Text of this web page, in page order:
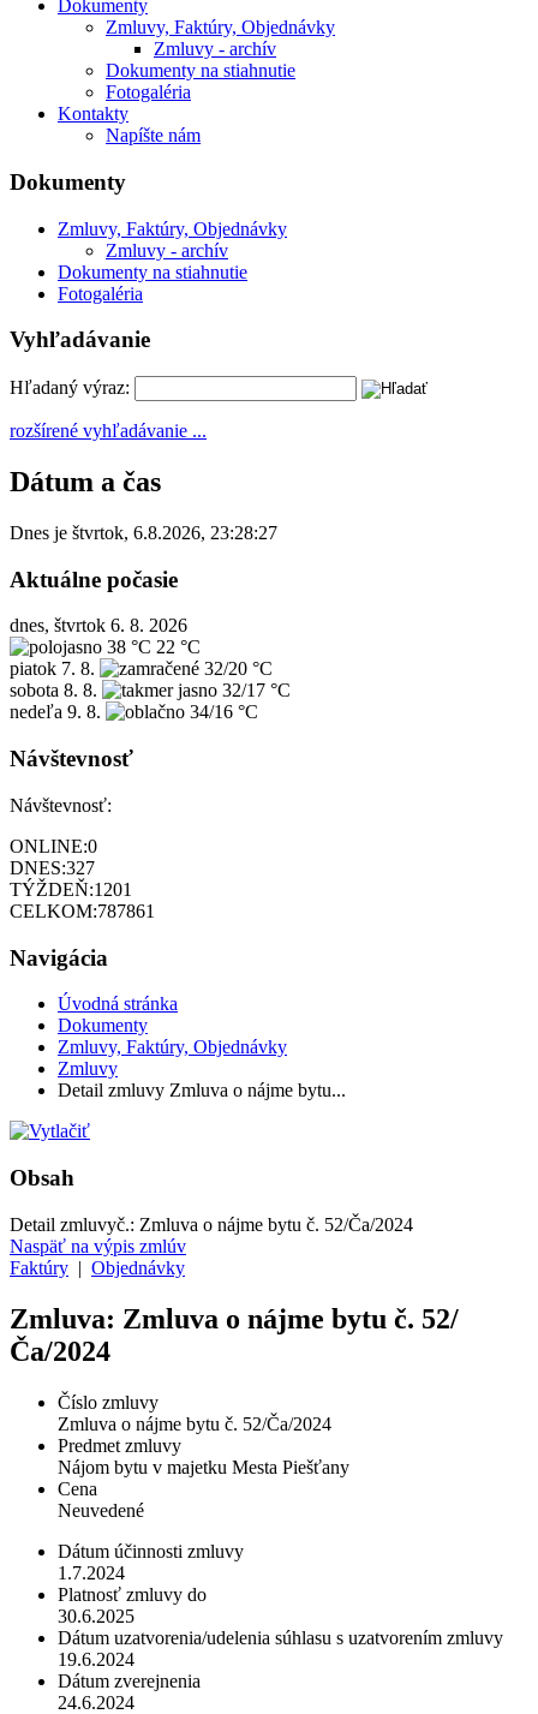
Dokumenty
Zmluvy, Faktúry, Objednávky
Zmluvy - archív
Dokumenty na stiahnutie
Fotogaléria
Kontakty
Napíšte nám
Dokumenty
Zmluvy, Faktúry, Objednávky
Zmluvy - archív
Dokumenty na stiahnutie
Fotogaléria
Vyhľadávanie
Hľadaný výraz:
rozšírené vyhľadávanie ...
Dátum a čas
Dnes je štvrtok, 6.8.2026, 23:28:27
Aktuálne počasie
dnes, štvrtok 6. 8. 2026
38 °C 22 °C
piatok 7. 8.
32/20 °C
sobota 8. 8.
32/17 °C
nedeľa 9. 8. 34/16 °C
Návštevnosť
Návštevnosť:
ONLINE:0
DNES:327
TÝŽDEŇ:1201
CELKOM:787861
Navigácia
Úvodná stránka
Dokumenty
Zmluvy, Faktúry, Objednávky
Zmluvy
Detail zmluvy Zmluva o nájme bytu...
Obsah
Detail zmluvyč.: Zmluva o nájme bytu č. 52/Ča/2024
Naspäť na výpis zmlúv
Faktúry | Objednávky
Zmluva: Zmluva o nájme bytu č. 52/
Ča/2024
Číslo zmluvy
Zmluva o nájme bytu č. 52/Ča/2024
Predmet zmluvy
Nájom bytu v majetku Mesta Piešťany
Cena
Neuvedené
Dátum účinnosti zmluvy
1.7.2024
Platnosť zmluvy do
30.6.2025
Dátum uzatvorenia/udelenia súhlasu s uzatvorením zmluvy
19.6.2024
Dátum zverejnenia
24.6.2024